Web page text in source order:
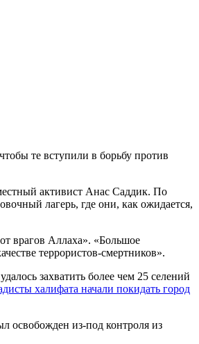
те вступили в борьбу против
активист Анас Саддик. По
лагерь, где они, как ожидается,
врагов Аллаха». «Большое
террористов-смертников».
захватить более чем 25 селений
халифата начали покидать город
освобожден из-под контроля из